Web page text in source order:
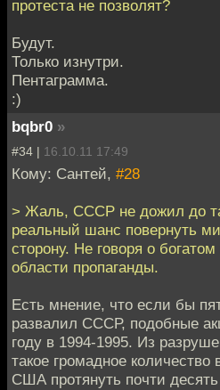
протеста не позволят?
Будут.
Только изнутри.
Пентаграмма.
:)
bqbr0 »
#34 | 16.10.11 17:49
Кому: Сантей, #28
> Жаль, СССР не дожил до
реальный шанс повернуть
сторону. Не говоря о
области пропаганды.
Есть мнение, что если бы
развалил СССР, подобные
году в 1994-1995. Из
такое громадное количество
США протянуть почти десять